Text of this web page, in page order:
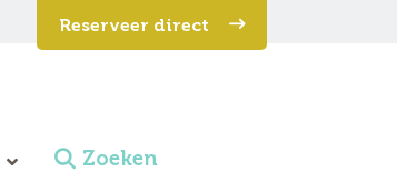
Reserveer direct
Zoeken